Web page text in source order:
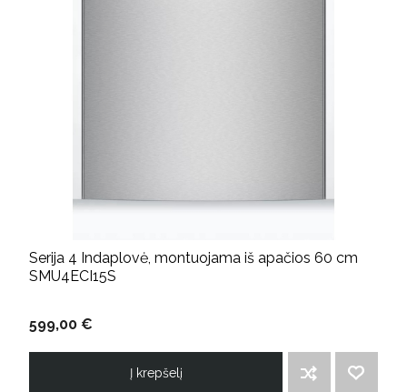
Serija 4 Indaplovė, montuojama iš apačios 60 cm
SMU4ECI15S
599,00 €
Į krepšelį